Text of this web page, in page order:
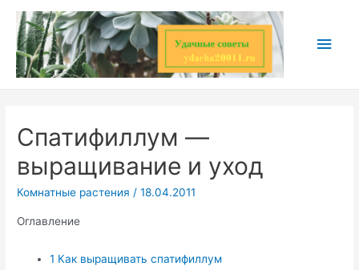
Перейти
содержимому
Спатифиллум —
выращивание и уход
Комнатные растения /18.04.2011
Оглавление
1 Как выращивать спатифиллум